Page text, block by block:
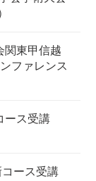
関東甲信越
ファレンス
ース受講
ース受講